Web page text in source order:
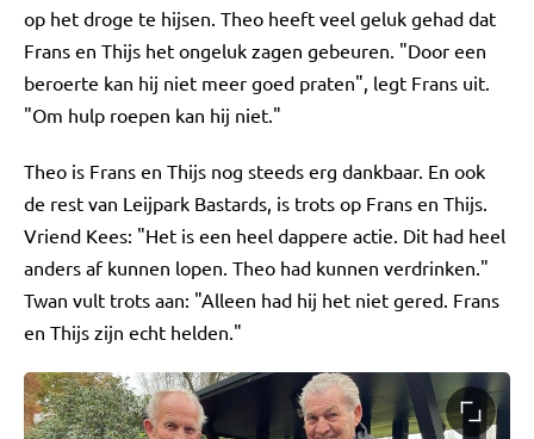
op het droge te hijsen. Theo heeft veel geluk gehad dat
Frans en Thijs het ongeluk zagen gebeuren. "Door een
beroerte kan hij niet meer goed praten", legt Frans uit.
"Om hulp roepen kan hij niet."
Theo is Frans en Thijs nog steeds erg dankbaar. En ook
de rest van Leijpark Bastards, is trots op Frans en Thijs.
Vriend Kees: "Het is een heel dappere actie. Dit had heel
anders af kunnen lopen. Theo had kunnen verdrinken."
Twan vult trots aan: "Alleen had hij het niet gered. Frans
en Thijs zijn echt helden."